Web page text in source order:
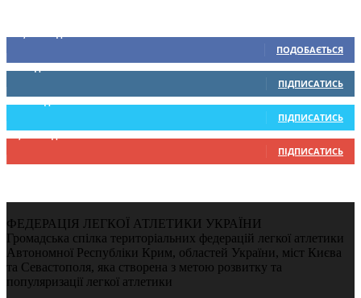
ПОДОБАЄТЬСЯ
0 Підписників
ПІДПИСАТИСЬ
234 Підписників
ПІДПИСАТИСЬ
9,370 Підписників
ПІДПИСАТИСЬ
ФЕДЕРАЦІЯ ЛЕГКОЇ АТЛЕТИКИ УКРАЇНИ
Громадська спілка територіальних федерацій легкої атлетики
Автономної Республіки Крим, областей України, міст Києва
та Севастополя, яка створена з метою розвитку та
популяризації легкої атлетики